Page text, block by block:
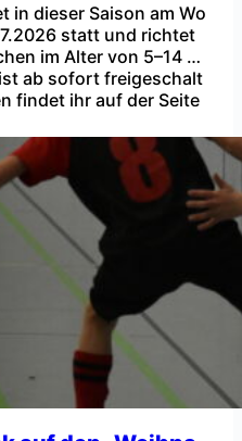
in dieser Saison am Wo
statt und richtet
im Alter von 5–14 Ja
ab sofort freigeschalt
findet ihr auf der Seite
euch direkt anme
sichern. Hie